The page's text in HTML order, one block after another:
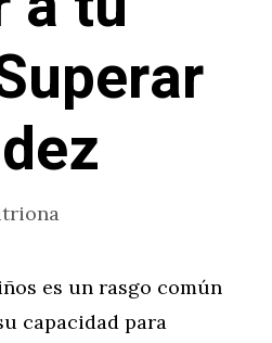
es un rasgo común
capacidad para